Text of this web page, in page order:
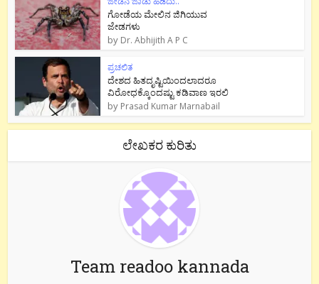
ಗೋಡೆಯ ಮೇಲಿನ ಜಿಗಿಯುವ
ಜೇಡಗಳು
by Dr. Abhijith A P C
ಪ್ರಚಲಿತ
ದೇಶದ ಹಿತದೃಷ್ಟಿಯಿಂದಲಾದರೂ
ವಿರೋಧಕ್ಕೊಂದಷ್ಟು ಕಡಿವಾಣ ಇರಲಿ
by Prasad Kumar Marnabail
ಲೇಖಕರ ಕುರಿತು
Team readoo kannada